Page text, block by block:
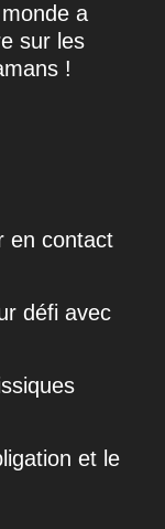
a
sur les
!
en contact
défi avec
et le